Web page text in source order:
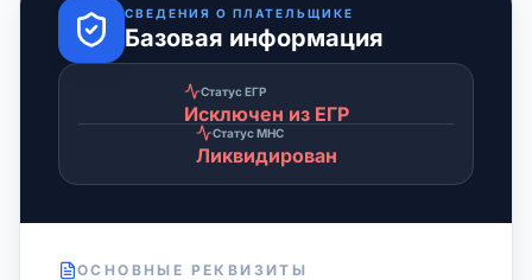
СВЕДЕНИЯ О ПЛАТЕЛЬЩИКЕ
Базовая информация
Статус ЕГР
Исключен из ЕГР
Статус МНС
Ликвидирован
ОСНОВНЫЕ РЕКВИЗИТЫ